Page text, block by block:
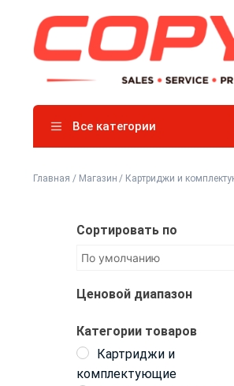
Все категории
Главная / Магазин / Картриджи и
Сортировать по
По умолчанию
Ценовой диапазон
Категории товаров
Картриджи и
комплектующие